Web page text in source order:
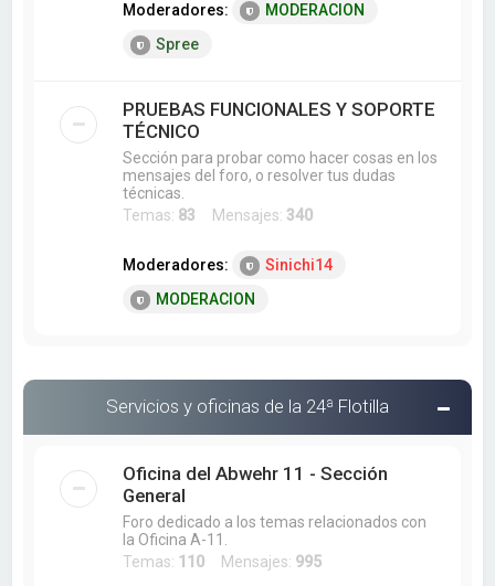
Moderadores:
MODERACION
Spree
PRUEBAS FUNCIONALES Y SOPORTE
TÉCNICO
Sección para probar como hacer cosas en los
mensajes del foro, o resolver tus dudas
técnicas.
Temas: 83 Mensajes: 340
Moderadores:
Sinichi14
MODERACION
Servicios y oficinas de la 24ª Flotilla
Oficina del Abwehr 11 - Sección
General
Foro dedicado a los temas relacionados con
la Oficina A-11.
Temas: 110 Mensajes: 995